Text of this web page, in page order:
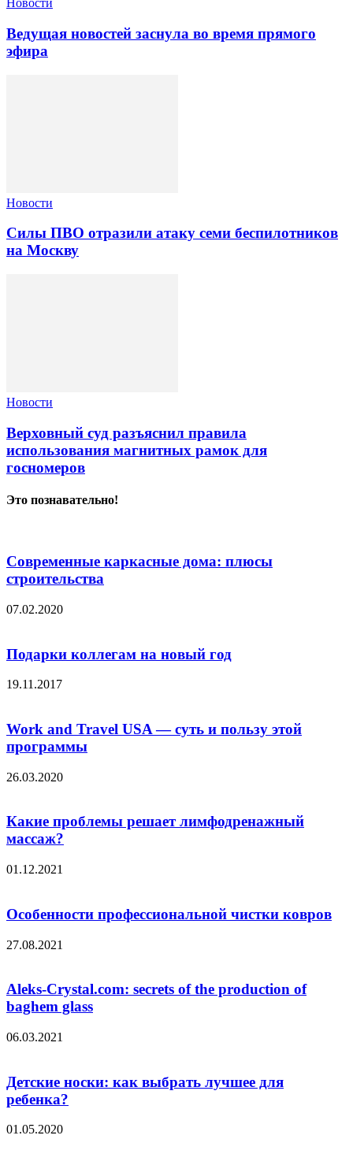
Новости
Ведущая новостей заснула во время прямого
эфира
Новости
Силы ПВО отразили атаку семи беспилотников
на Москву
Новости
Верховный суд разъяснил правила
использования магнитных рамок для
госномеров
Это познавательно!
Современные каркасные дома: плюсы
строительства
07.02.2020
Подарки коллегам на новый год
19.11.2017
Work and Travel USA — суть и пользу этой
программы
26.03.2020
Какие проблемы решает лимфодренажный
массаж?
01.12.2021
Особенности профессиональной чистки ковров
27.08.2021
Aleks-Crystal.com: secrets of the production of
baghem glass
06.03.2021
Детские носки: как выбрать лучшее для
ребенка?
01.05.2020